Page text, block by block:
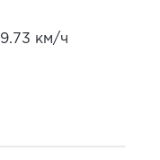
9.73 км/ч